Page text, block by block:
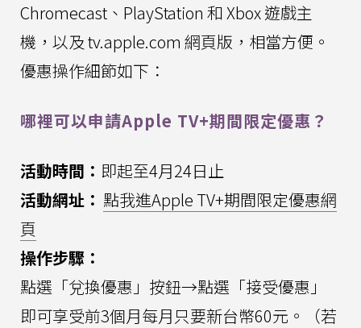
Chromecast、PlayStation 和 Xbox 遊戲主
機，以及 tv.apple.com 網頁版，相當方便。
優惠操作細節如下：
哪裡可以申請Apple TV+期間限定優惠？
活動時間： 即起至4月24日止
活動網址： 點我進Apple TV+期間限定優惠網
頁
操作步驟：
點選「兌換優惠」按鈕→點選「接受優惠」
即可享受前3個月每月只要新台幣60元。（若